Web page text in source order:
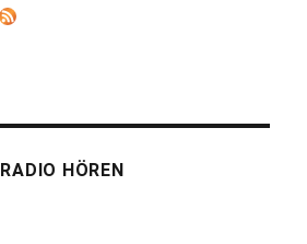
RADIO HÖREN